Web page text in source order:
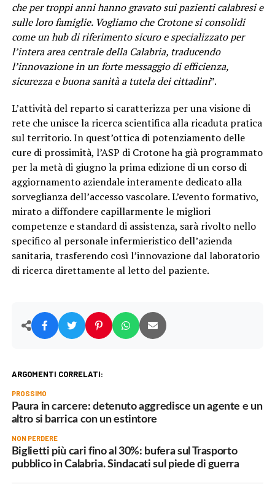
che per troppi anni hanno gravato sui pazienti calabresi e
sulle loro famiglie. Vogliamo che Crotone si consolidi
come un hub di riferimento sicuro e specializzato per
l’intera area centrale della Calabria, traducendo
l’innovazione in un forte messaggio di efficienza,
sicurezza e buona sanità a tutela dei cittadini”.
L’attività del reparto si caratterizza per una visione di
rete che unisce la ricerca scientifica alla ricaduta pratica
sul territorio. In quest’ottica di potenziamento delle
cure di prossimità, l’ASP di Crotone ha già programmato
per la metà di giugno la prima edizione di un corso di
aggiornamento aziendale interamente dedicato alla
sorveglianza dell’accesso vascolare. L’evento formativo,
mirato a diffondere capillarmente le migliori
competenze e standard di assistenza, sarà rivolto nello
specifico al personale infermieristico dell’azienda
sanitaria, trasferendo così l’innovazione dal laboratorio
di ricerca direttamente al letto del paziente.
ARGOMENTI CORRELATI:
PROSSIMO
Paura in carcere: detenuto aggredisce un agente e un
altro si barrica con un estintore
NON PERDERE
Biglietti più cari fino al 30%: bufera sul Trasporto
pubblico in Calabria. Sindacati sul piede di guerra